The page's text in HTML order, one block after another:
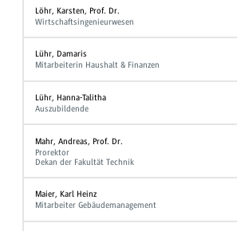
Löhr, Karsten, Prof. Dr.
Wirtschaftsingenieurwesen
Lühr, Damaris
Mitarbeiterin Haushalt & Finanzen
Lühr, Hanna-Talitha
Auszubildende
Mahr, Andreas, Prof. Dr.
Prorektor
Dekan der Fakultät Technik
Maier, Karl Heinz
Mitarbeiter Gebäudemanagement